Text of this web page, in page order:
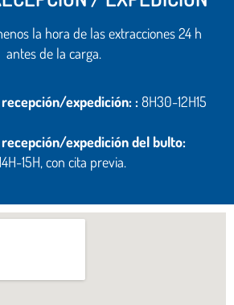
la hora de las extracciones 24 h
antes de la carga.
expedición: :8H30-12H15
expedición del bulto:
15H, con cita previa.